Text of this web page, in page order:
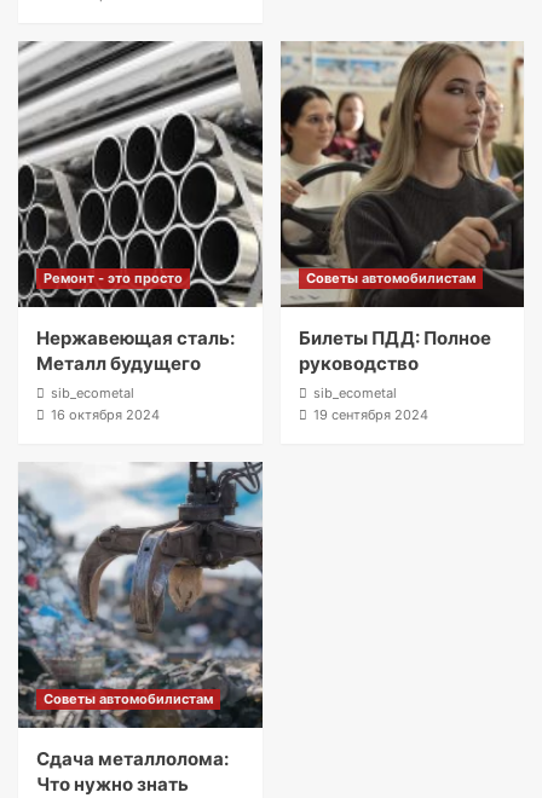
Ремонт - это просто
Нержавеющая сталь:
Металл будущего
sib_ecometal
16 октября 2024
Советы автомобилистам
Билеты ПДД: Полное
руководство
sib_ecometal
19 сентября 2024
Советы автомобилистам
Сдача металлолома:
Что нужно знать